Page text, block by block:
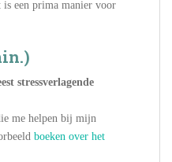
een prima manier voor
stressverlagende
me helpen bij mijn
boeken over het